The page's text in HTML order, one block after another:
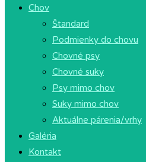
Chov
Štandard
Podmienky do chovu
Chovné psy
Chovné suky
Psy mimo chov
Suky mimo chov
Aktuálne párenia/vrhy
Galéria
Kontakt